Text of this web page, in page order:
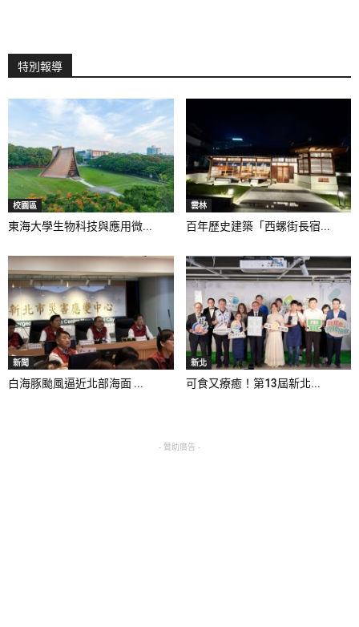
特別報導
校園區
東海大學生物科技與應用微...
雲林
百年歷史建築「西螺街長宿...
新聞
白海豚颱風逼近北部海面 ...
新北
可食又療癒！第13屆新北...
- 贊助廣告 -